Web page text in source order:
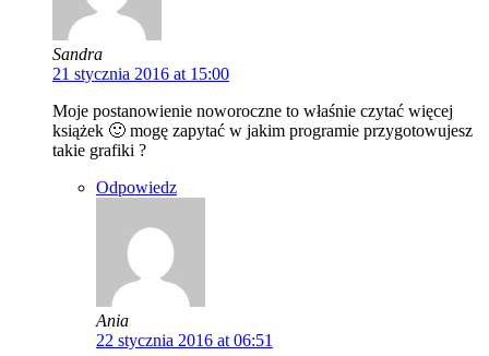
Sandra
21 stycznia 2016 at 15:00
Moje postanowienie noworoczne to właśnie czytać więcej
książek 🙂 mogę zapytać w jakim programie przygotowujesz
takie grafiki ?
Odpowiedz
Ania
22 stycznia 2016 at 06:51